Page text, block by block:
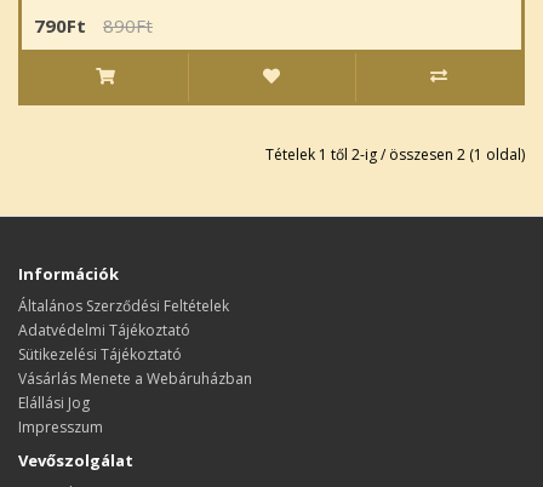
790Ft 890Ft
Tételek 1 től 2-ig / összesen 2 (1 oldal)
Információk
Általános Szerződési Feltételek
Adatvédelmi Tájékoztató
Sütikezelési Tájékoztató
Vásárlás Menete a Webáruházban
Elállási Jog
Impresszum
Vevőszolgálat